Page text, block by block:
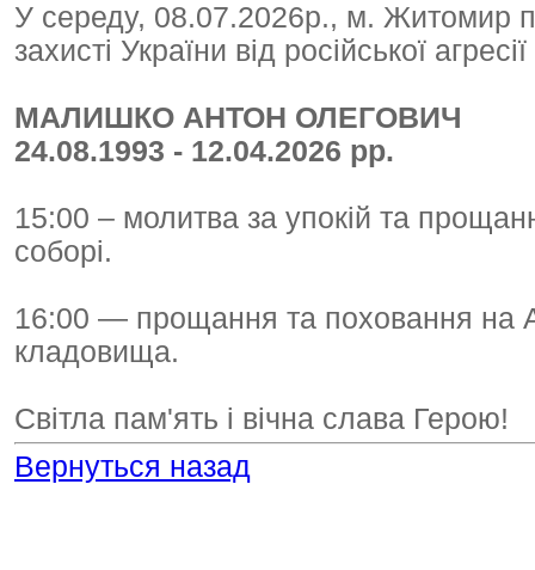
У середу, 08.07.2026р., м. Житомир
захисті України від російської
МАЛИШКО АНТОН ОЛЕГОВИЧ
24.08.1993 - 12.04.2026 рр.
15:00 – молитва за упокій та
соборі.
16:00 — прощання та поховання на
кладовища.
Світла пам'ять і вічна слава Герою!
Вернуться назад